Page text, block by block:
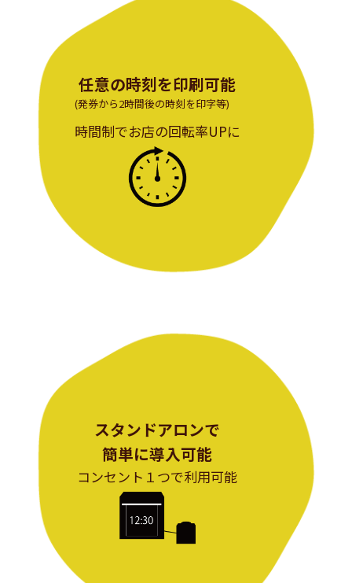
任意の時刻を印刷可能
(発券から2時間後の時刻を印字等)
時間制でお店の回転率UPに
スタンドアロンで
簡単に導入可能
コンセント１つで利用可能